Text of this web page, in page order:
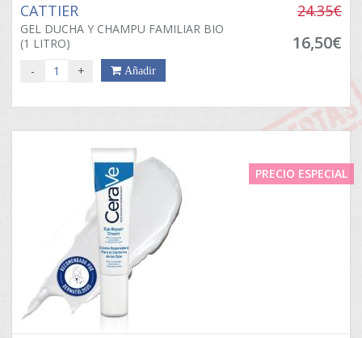
CATTIER
GEL DUCHA Y CHAMPU FAMILIAR BIO
(1 LITRO)
24.35€
16,50€
- + Añadir
PRECIO ESPECIAL